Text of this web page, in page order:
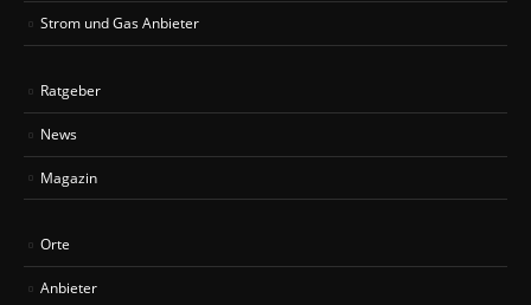
Strom und Gas Anbieter
Ratgeber
News
Magazin
Orte
Anbieter